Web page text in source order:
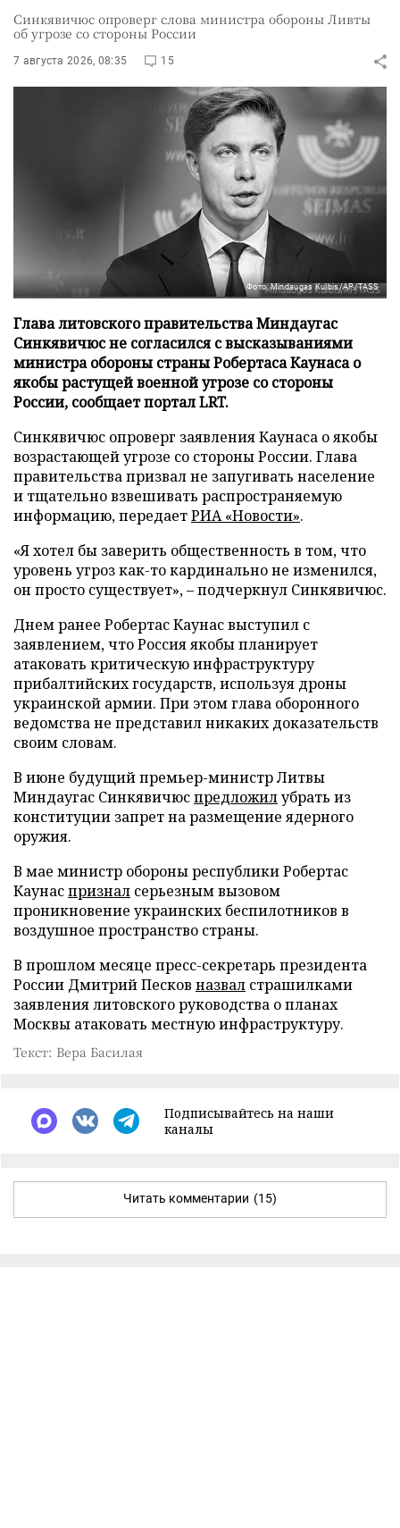
Синкявичюс опроверг слова министра обороны Ливты
об угрозе со стороны России
7 августа 2026, 08:35 15
Фото: Mindaugas Kulbis/AP/TASS
Глава литовского правительства Миндаугас
Синкявичюс не согласился с высказываниями
министра обороны страны Робертаса Каунаса о
якобы растущей военной угрозе со стороны
России, сообщает портал LRT.
Синкявичюс опроверг заявления Каунаса о якобы
возрастающей угрозе со стороны России. Глава
правительства призвал не запугивать население
и тщательно взвешивать распространяемую
информацию, передаетРИА «Новости».
«Я хотел бы заверить общественность в том, что
уровень угроз как-то кардинально не изменился,
он просто существует», – подчеркнул Синкявичюс.
Днем ранее Робертас Каунас выступил с
заявлением, что Россия якобы планирует
атаковать критическую инфраструктуру
прибалтийских государств, используя дроны
украинской армии. При этом глава оборонного
ведомства не представил никаких доказательств
своим словам.
В июне будущий премьер-министр Литвы
Миндаугас Синкявичюспредложилубрать из
конституции запрет на размещение ядерного
оружия.
В мае министр обороны республики Робертас
Каунаспризнал серьезным вызовом
проникновение украинских беспилотников в
воздушное пространство страны.
В прошлом месяце пресс-секретарь президента
России Дмитрий Песков назвал страшилками
заявления литовского руководства о планах
Москвы атаковать местную инфраструктуру.
Текст: Вера Басилая
Подписывайтесь на наши
каналы
Читать комментарии (15)